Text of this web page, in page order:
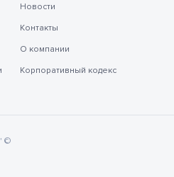
Новости
Контакты
О компании
Корпоративный кодекс
©